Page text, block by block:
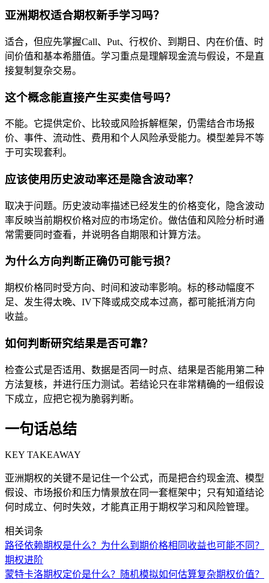
亚洲期权适合期权新手学习吗？
适合，但应先掌握Call、Put、行权价、到期日、内在价值、时
间价值和基本希腊值。学习重点是理解现金流与假设，不是直
接复制复杂交易。
这个概念能直接产生买卖信号吗？
不能。它提供定价、比较或风险拆解框架，仍需结合市场报
价、事件、流动性、费用和个人风险承受能力。模型差异不等
于可实现套利。
应该使用历史波动率还是隐含波动率？
取决于问题。历史波动率描述已经发生的价格变化，隐含波动
率反映当前期权价格对应的市场定价。做估值和风险分析时通
常需要同时查看，并说明各自期限和计算方法。
为什么方向判断正确仍可能亏损？
期权价格同时受方向、时间和波动率影响。标的移动幅度不
足、发生得太晚、IV下降或成交成本过高，都可能抵消方向
收益。
如何判断研究结果是否可靠？
检查公式是否适用、数据是否同一时点、结果是否能用第二种
方法复核，并进行压力测试。若结论只在非常精确的一组假设
下成立，应把它视为脆弱判断。
一句话总结
KEY TAKEAWAY
亚洲期权的关键不是记住一个公式，而是把合约现金流、模型
假设、市场报价和压力情景放在同一套框架中；只有知道结论
何时成立、何时失效，才能真正用于期权学习和风险管理。
相关词条
路径依赖期权是什么？为什么到期价格相同收益也可能不同？
期权进阶
蒙特卡洛期权定价是什么？随机模拟如何估算复杂期权价值？